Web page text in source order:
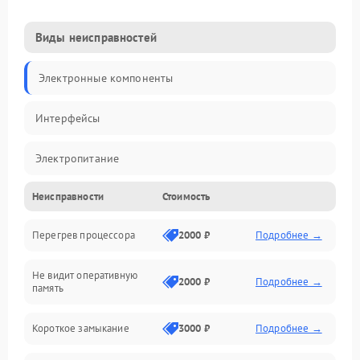
Виды неисправностей
Электронные компоненты
Интерфейсы
Электропитание
Корпус/Герметичность
Механика
ПО/Микропрограмма
Неисправности Стоимость
Перегрев процессора 2000 ₽ Подробнее →
Не видит оперативную
память
2000 ₽ Подробнее →
Короткое замыкание 3000 ₽ Подробнее →